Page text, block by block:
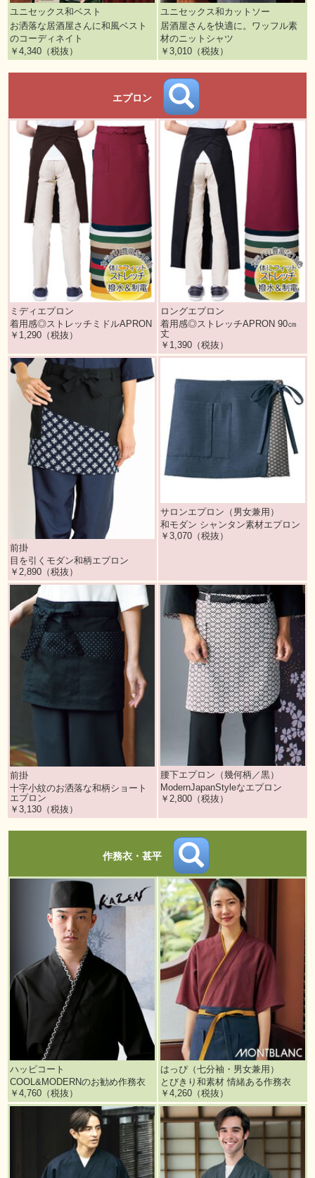
ユニセックス和ベスト
お洒落な居酒屋さんに和風ベスト
のコーディネイト
￥4,340（税抜）
ユニセックス和カットソー
居酒屋さんを快適に。ワッフル素
材のニットシャツ
￥3,010（税抜）
エプロン
ミディエプロン
着用感◎ストレッチミドルAPRON
￥1,290（税抜）
ロングエプロン
着用感◎ストレッチAPRON 90㎝
丈
￥1,390（税抜）
前掛
目を引くモダン和柄エプロン
￥2,890（税抜）
サロンエプロン（男女兼用）
和モダン シャンタン素材エプロン
￥3,070（税抜）
前掛
十字小紋のお洒落な和柄ショート
エプロン
￥3,130（税抜）
腰下エプロン（幾何柄／黒）
ModernJapanStyleなエプロン
￥2,800（税抜）
作務衣・甚平
ハッピコート
COOL&MODERNのお勧め作務衣
￥4,760（税抜）
はっぴ（七分袖・男女兼用）
とびきり和素材 情緒ある作務衣
￥4,260（税抜）